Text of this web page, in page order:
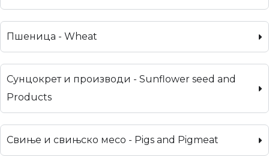
Пшеница - Wheat
Сунцокрет и производи - Sunflower seed and
Products
Свиње и свињско месо - Pigs and Pigmeat